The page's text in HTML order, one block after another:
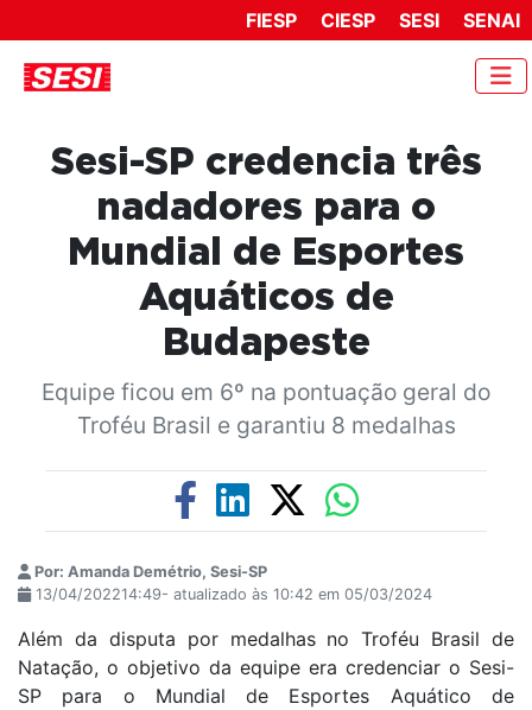
FIESP CIESP SESI SENAI
Sesi-SP credencia três
nadadores para o
Mundial de Esportes
Aquáticos de
Budapeste
Equipe ficou em 6º na pontuação geral do
Troféu Brasil e garantiu 8 medalhas
Por: Amanda Demétrio, Sesi-SP
13/04/202214:49- atualizado às 10:42 em 05/03/2024
Além da disputa por medalhas no Troféu Brasil de
Natação, o objetivo da equipe era credenciar o Sesi-
SP para o Mundial de Esportes Aquático de